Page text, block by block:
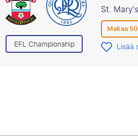
EFL Championship
St.
Maksa
Lisää